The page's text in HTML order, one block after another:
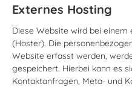
Externes Hosting
Diese Website wird bei
(Hoster). Die
Website erfasst werden,
gespeichert. Hierbei kann es
Kontaktanfragen, Meta- und